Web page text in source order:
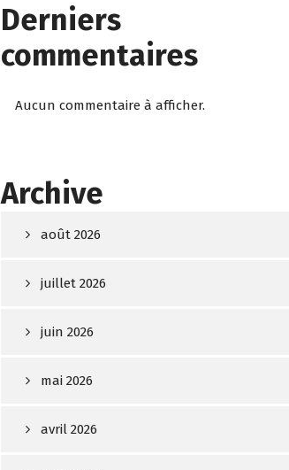
Derniers
commentaires
Aucun commentaire à afficher.
Archive
août 2026
juillet 2026
juin 2026
mai 2026
avril 2026